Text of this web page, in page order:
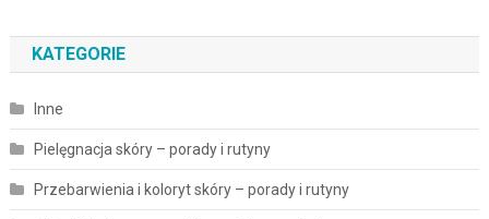
KATEGORIE
Inne
Pielęgnacja skóry – porady i rutyny
Przebarwienia i koloryt skóry – porady i rutyny